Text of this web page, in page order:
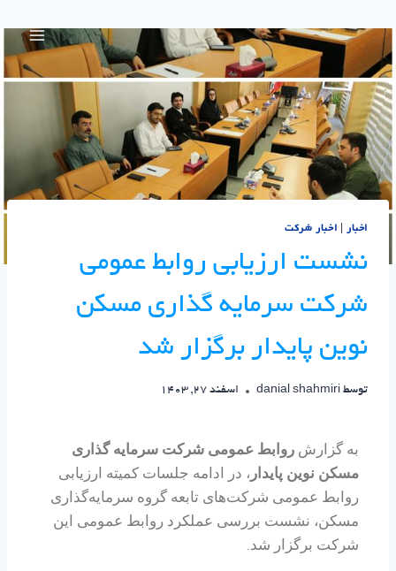
اخبار اخبار شرکت
نشست ارزیابی روابط عمومی
شرکت سرمایه‌ گذاری مسکن
نوین پایدار برگزار شد
توسط danial shahmiri اسفند 27, 1403
به گزارش روابط عمومی شرکت سرمایه گذاری
مسکن نوین پایدار ، در ادامه جلسات کمیته ارزیابی
روابط عمومی شرکت‌های تابعه گروه سرمایه‌گذاری
مسکن، نشست بررسی عملکرد روابط عمومی این
شرکت برگزار شد.